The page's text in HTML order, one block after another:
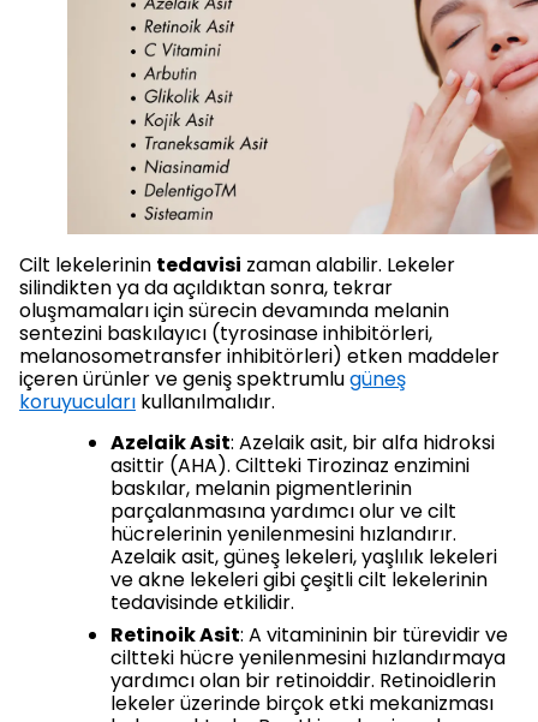
Cilt lekelerinin tedavisi zaman alabilir. Lekeler
silindikten ya da açıldıktan sonra, tekrar
oluşmamaları için sürecin devamında melanin
sentezini baskılayıcı (tyrosinase inhibitörleri,
melanosometransfer inhibitörleri) etken maddeler
içeren ürünler ve geniş spektrumlugüneş
koruyucuları kullanılmalıdır.
Azelaik Asit: Azelaik asit, bir alfa hidroksi
asittir (AHA). Ciltteki Tirozinaz enzimini
baskılar, melanin pigmentlerinin
parçalanmasına yardımcı olur ve cilt
hücrelerinin yenilenmesini hızlandırır.
Azelaik asit, güneş lekeleri, yaşlılık lekeleri
ve akne lekeleri gibi çeşitli cilt lekelerinin
tedavisinde etkilidir.
Retinoik Asit: A vitamininin bir türevidir ve
ciltteki hücre yenilenmesini hızlandırmaya
yardımcı olan bir retinoiddir. Retinoidlerin
lekeler üzerinde birçok etki mekanizması